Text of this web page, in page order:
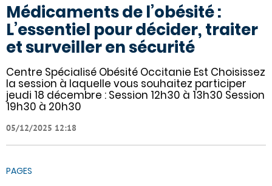
Médicaments de l’obésité :
L’essentiel pour décider, traiter
et surveiller en sécurité
Centre Spécialisé Obésité Occitanie Est Choisissez
la session à laquelle vous souhaitez participer
jeudi 18 décembre : Session 12h30 à 13h30 Session
19h30 à 20h30
05/12/2025 12:18
PAGES